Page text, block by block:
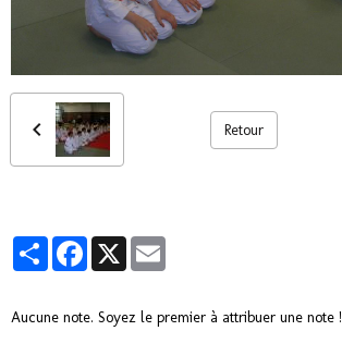
Retour
PartagerFacebook
X
Aucune note. Soyez le premier à attribuer une note !